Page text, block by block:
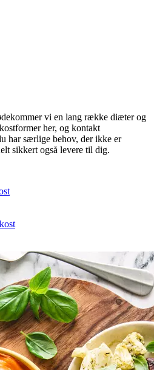
vi en lang række diæter og
her, og kontakt
har særlige behov, der ikke er
sikkert også levere til dig.